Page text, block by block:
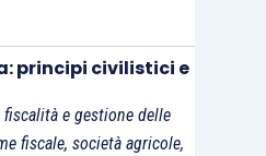
principi civilistici e
e gestione delle
fiscale, società agricole,